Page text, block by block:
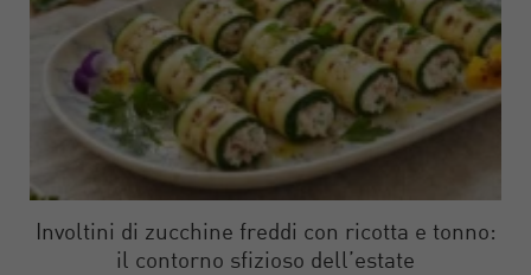
Involtini di zucchine freddi con ricotta e tonno:
il contorno sfizioso dell’estate